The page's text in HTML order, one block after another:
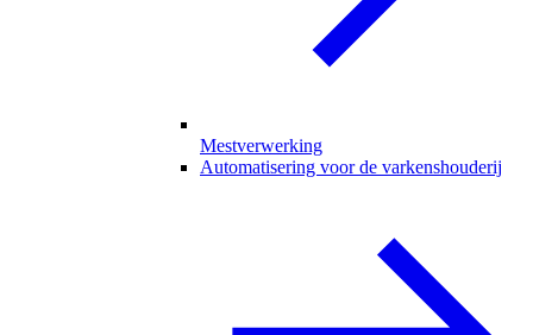
Mestverwerking
Automatisering voor de varkenshouderij